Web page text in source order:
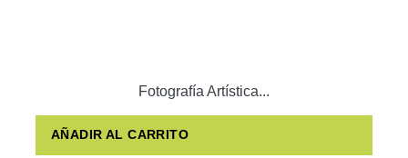
Fotografía Artística...
AÑADIR AL CARRITO